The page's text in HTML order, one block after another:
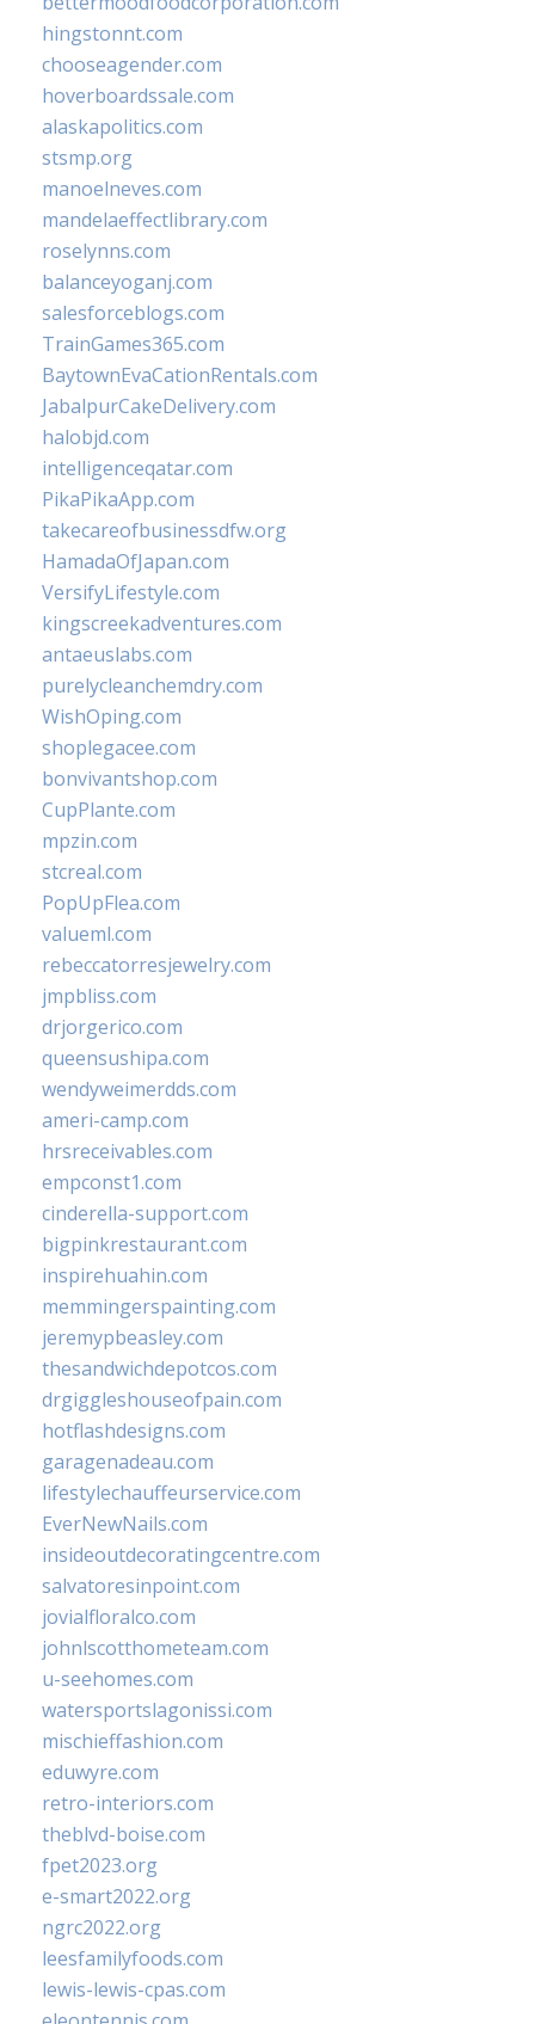
hingstonnt.com
chooseagender.com
hoverboardssale.com
alaskapolitics.com
stsmp.org
manoelneves.com
mandelaeffectlibrary.com
roselynns.com
balanceyoganj.com
salesforceblogs.com
TrainGames365.com
BaytownEvaCationRentals.com
JabalpurCakeDelivery.com
halobjd.com
intelligenceqatar.com
PikaPikaApp.com
takecareofbusinessdfw.org
HamadaOfJapan.com
VersifyLifestyle.com
kingscreekadventures.com
antaeuslabs.com
purelycleanchemdry.com
WishOping.com
shoplegacee.com
bonvivantshop.com
CupPlante.com
mpzin.com
stcreal.com
PopUpFlea.com
valueml.com
rebeccatorresjewelry.com
jmpbliss.com
drjorgerico.com
queensushipa.com
wendyweimerdds.com
ameri-camp.com
hrsreceivables.com
empconst1.com
cinderella-support.com
bigpinkrestaurant.com
inspirehuahin.com
memmingerspainting.com
jeremypbeasley.com
thesandwichdepotcos.com
drgiggleshouseofpain.com
hotflashdesigns.com
garagenadeau.com
lifestylechauffeurservice.com
EverNewNails.com
insideoutdecoratingcentre.com
salvatoresinpoint.com
jovialfloralco.com
johnlscotthometeam.com
u-seehomes.com
watersportslagonissi.com
mischieffashion.com
eduwyre.com
retro-interiors.com
theblvd-boise.com
fpet2023.org
e-smart2022.org
ngrc2022.org
leesfamilyfoods.com
lewis-lewis-cpas.com